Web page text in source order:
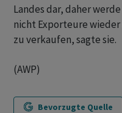
Landes dar, daher
nicht Exporteure
zu verkaufen, sagte sie.
(AWP)
Bevorzugte Quelle